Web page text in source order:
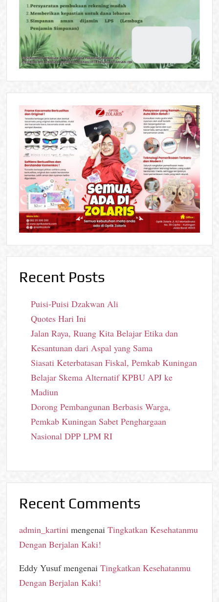
Recent Posts
Puisi-Puisi Dzakwan Ali
Quotes Hari Ini
Jalan Raya, Ruang Kita Belajar Etika dan
Kesantunan dari Aspal yang Sama
Siasati Keterbatasan Fiskal, Pemkab Kuningan
Belajar Skema Alternatif KPBU APJ ke
Madiun
Dorong Pembangunan Berbasis Warga,
Pemkab Kuningan Sabet Penghargaan
Nasional DPP LPM RI
Recent Comments
admin_kartini mengenaiTingkatkan Kesehatanmu
Dengan Berjalan Kaki!
Eddy YusufmengenaiTingkatkan Kesehatanmu
Dengan Berjalan Kaki!